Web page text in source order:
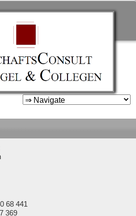
Beutnagel
Zum
68 441
369